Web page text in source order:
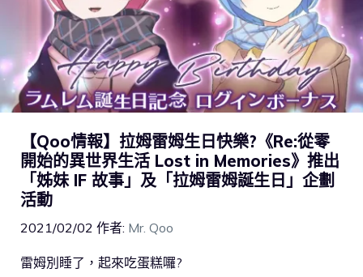
【Qoo情報】拉姆雷姆生日快樂?《Re:從零
開始的異世界生活 Lost in Memories》推出
「姊妹 IF 故事」及「拉姆雷姆誕生日」企劃
活動
2021/02/02 作者: Mr. Qoo
雷姆別睡了，起來吃蛋糕囉?